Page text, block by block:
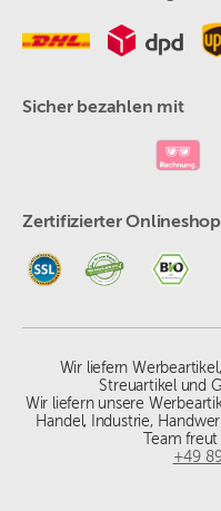
Sicher bezahlen mit
Zertifizierter Onlineshop
Wir liefern
Streuartikel und
Wir liefern unsere
Handel, Industrie,
Team
+49